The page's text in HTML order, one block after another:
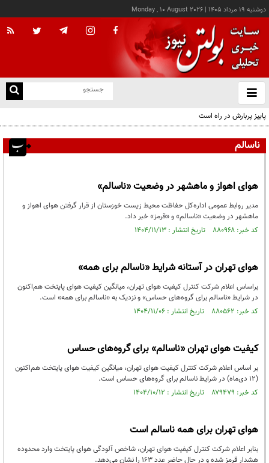
دوشنبه ۱۹ مرداد ۱۴۰۵ |
Monday , 10 August 2026
باز
و
پاییز پربارش در راه است
ناسالم
هوای اهواز و ماهشهر در وضعیت «ناسالم»
مدیر روابط عمومی اداره‌کل حفاظت محیط زیست خوزستان از قرار گرفتن هوای اهواز و
ماهشهر در وضعیت «ناسالم» و «قرمز» خبر داد.
کد خبر: ۸۸۰۹۶۸ تاریخ انتشار : ۱۴۰۴/۱۱/۱۳
هوای تهران در آستانه شرایط «ناسالم برای همه»
براساس اعلام شرکت کنترل کیفیت هوای تهران، میانگین کیفیت هوای پایتخت هم‌اکنون
در شرایط «ناسالم برای گروه‌های حساس» و نزدیک به «ناسالم برای همه» است.
کد خبر: ۸۸۰۵۶۲ تاریخ انتشار : ۱۴۰۴/۱۱/۰۶
کیفیت هوای تهران «ناسالم» برای گروه‌های حساس
بر اساس اعلام شرکت کنترل کیفیت هوای تهران، میانگین کیفیت هوای پایتخت هم‌اکنون‌
(۱۲ دی‌ماه) در شرایط ناسالم برای گروه‌های حساس است.
کد خبر: ۸۷۹۴۷۹ تاریخ انتشار : ۱۴۰۴/۱۰/۱۲
هوای تهران برای همه ناسالم است
بنابر اعلام شرکت کنترل کیفیت هوای تهران، شاخص آلودگی هوای پایتخت وارد محدوده
هشدار قرمز شده و در حال حاضر عدد ۱۶۳ را نشان می‌دهد.